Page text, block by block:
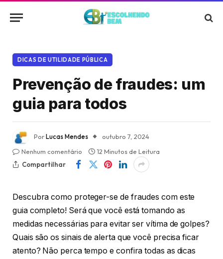
DICAS DE UTILIDADE PÚBLICA
Prevenção de fraudes: um
guia para todos
PorLucas Mendes
outubro 7, 2024
Nenhum comentário
12 Minutos de Leitura
Compartilhar
Descubra como proteger-se de fraudes com este
guia completo! Será que você está tomando as
medidas necessárias para evitar ser vítima de golpes?
Quais são os sinais de alerta que você precisa ficar
atento? Não perca tempo e confira todas as dicas